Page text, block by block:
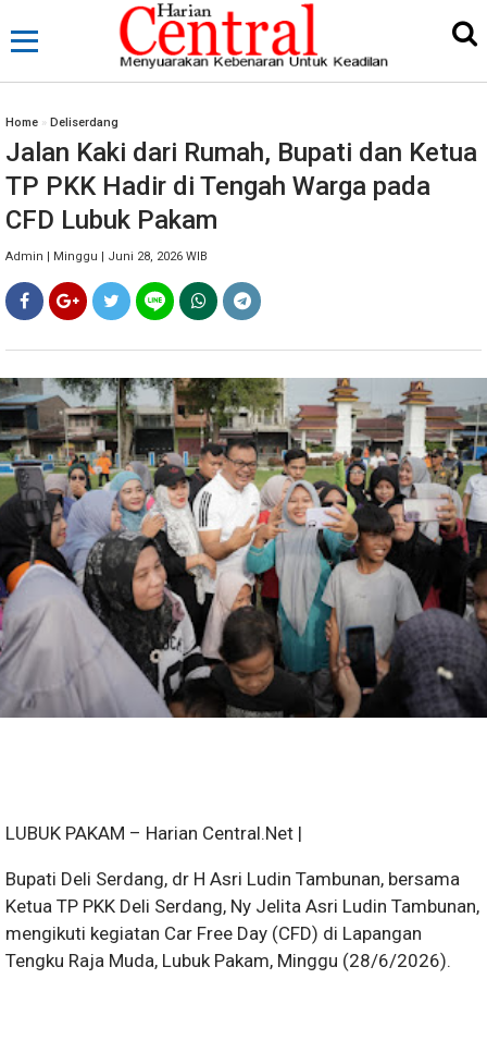
Home » Deliserdang
Jalan Kaki dari Rumah, Bupati dan Ketua
TP PKK Hadir di Tengah Warga pada
CFD Lubuk Pakam
Admin | Minggu | Juni 28, 2026 WIB
LUBUK PAKAM – Harian Central.Net |
Bupati Deli Serdang, dr H Asri Ludin Tambunan, bersama
Ketua TP PKK Deli Serdang, Ny Jelita Asri Ludin Tambunan,
mengikuti kegiatan Car Free Day (CFD) di Lapangan
Tengku Raja Muda, Lubuk Pakam, Minggu (28/6/2026).